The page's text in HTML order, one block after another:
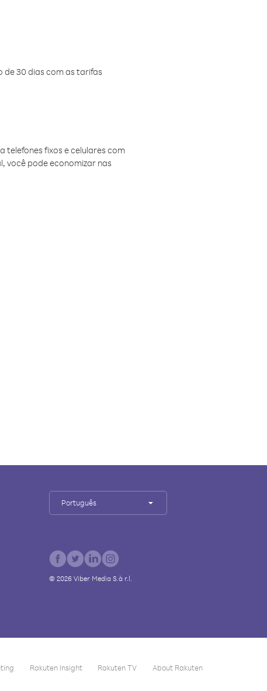
de 30 dias com as tarifas
telefones fixos e celulares com
você pode economizar nas
Português
© 2026 Viber Media S.à r.l.
Rakuten Insight Rakuten TV About Rakuten